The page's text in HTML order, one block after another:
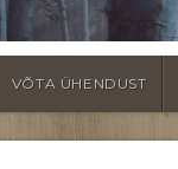
VÕTA ÜHENDUST